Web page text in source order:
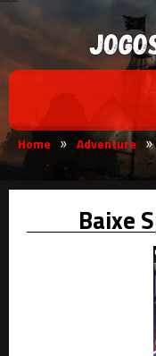
Home » Adventure »
Baixe